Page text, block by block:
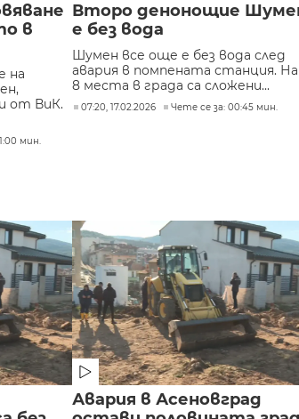
в
на
от ВиК.
мин.
Второ денонощие
е без вода
Шумен все още е без вода след
авария в помпената станция. На
8 места в града са сложени...
07:20, 17.02.2026 Чете се за: 00:45 мин.
Авария в Асеновград